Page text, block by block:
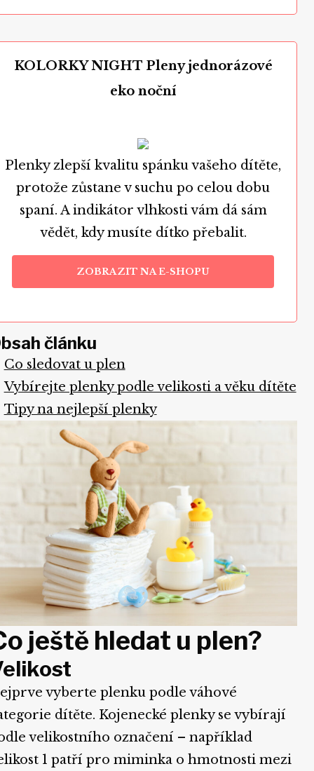
KOLORKY NIGHT Pleny jednorázové
eko noční
Plenky zlepší kvalitu spánku vašeho dítěte,
protože zůstane v suchu po celou dobu
spaní. A indikátor vlhkosti vám dá sám
vědět, kdy musíte dítko přebalit.
ZOBRAZIT NA E-SHOPU
článku
Co sledovat u plen
Vybírejte plenky podle velikosti a věku dítěte
Tipy na nejlepší plenky
ještě hledat u plen?
vyberte plenku podle váhové
dítěte. Kojenecké plenky se vybírají
velikostního označení – například
1 patří pro miminka o hmotnosti mezi